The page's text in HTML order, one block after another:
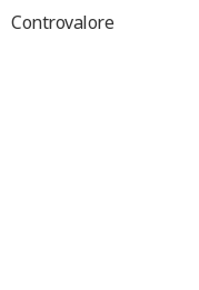
Controvalore